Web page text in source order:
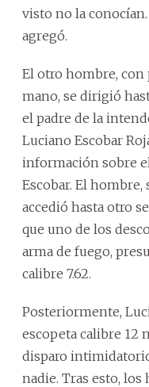
visto no la
agregó.
El otro hombre, con
mano, se dirigió
el padre de la
Luciano Escobar
información sobre
Escobar. El
accedió hasta otro
que uno de los
arma de fuego,
calibre 7.62.
Posteriormente,
escopeta calibre 12
disparo
nadie. Tras esto,